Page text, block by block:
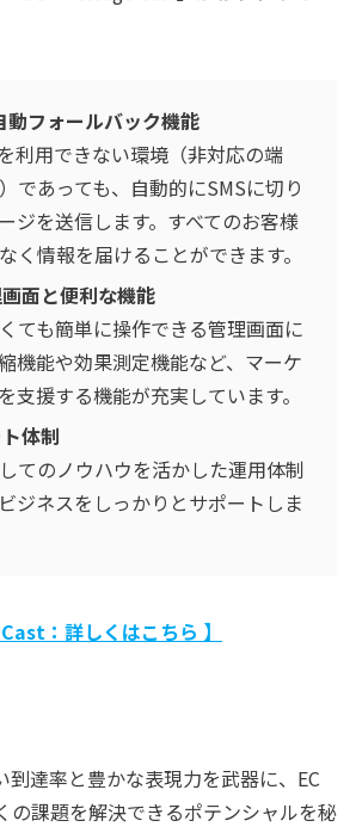
動フォールバック機能
利用できない環境（非対応の端
であっても、自動的にSMSに切り
ジを送信します。すべてのお客様
く情報を届けることができます。
面と便利な機能
ても簡単に操作できる管理画面に
機能や効果測定機能など、マーケ
支援する機能が充実しています。
体制
てのノウハウを活かした運用体制
ジネスをしっかりとサポートしま
：詳しくはこちら 】
到達率と豊かな表現力を武器に、EC
の課題を解決できるポテンシャルを秘